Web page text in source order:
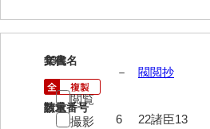
13
文書名
閥閲抄
請求番号
22諸臣13
年代
－
数量
6
閲覧
撮影